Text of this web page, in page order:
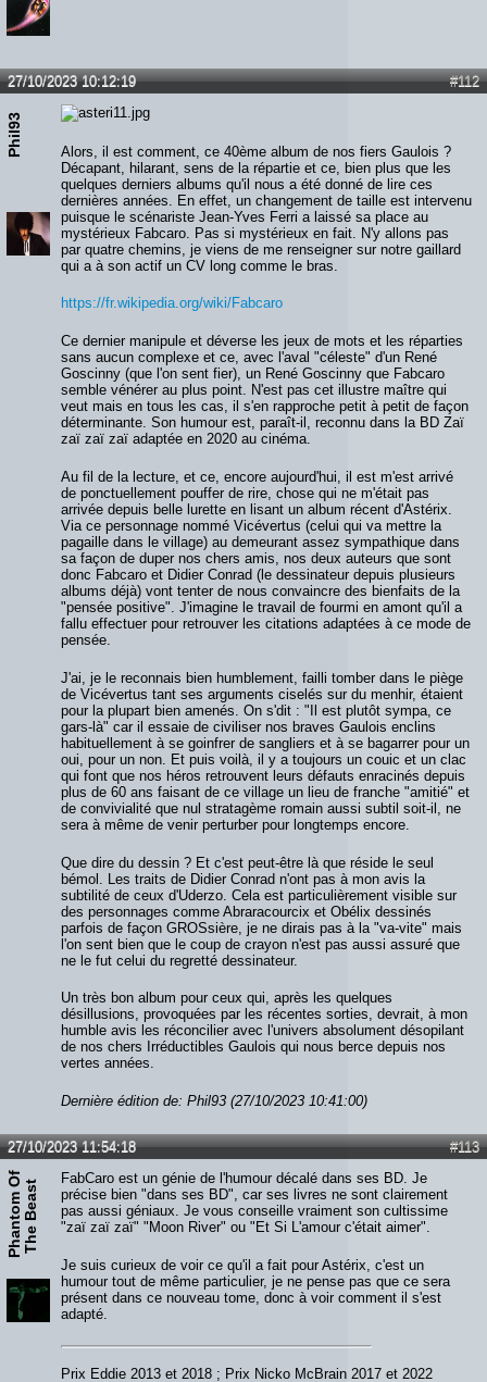
#112
27/10/2023 10:12:19
Phil93
Alors, il est comment, ce 40ème album de nos fiers Gaulois ?
Décapant, hilarant, sens de la répartie et ce, bien plus que les
quelques derniers albums qu'il nous a été donné de lire ces
dernières années. En effet, un changement de taille est intervenu
puisque le scénariste Jean-Yves Ferri a laissé sa place au
mystérieux Fabcaro. Pas si mystérieux en fait. N'y allons pas
par quatre chemins, je viens de me renseigner sur notre gaillard
qui a à son actif un CV long comme le bras.
https://fr.wikipedia.org/wiki/Fabcaro
Ce dernier manipule et déverse les jeux de mots et les réparties
sans aucun complexe et ce, avec l'aval "céleste" d'un René
Goscinny (que l'on sent fier), un René Goscinny que Fabcaro
semble vénérer au plus point. N'est pas cet illustre maître qui
veut mais en tous les cas, il s'en rapproche petit à petit de façon
déterminante. Son humour est, paraît-il, reconnu dans la BD Zaï
zaï zaï zaï adaptée en 2020 au cinéma.
Au fil de la lecture, et ce, encore aujourd'hui, il est m'est arrivé
de ponctuellement pouffer de rire, chose qui ne m'était pas
arrivée depuis belle lurette en lisant un album récent d'Astérix.
Via ce personnage nommé Vicévertus (celui qui va mettre la
pagaille dans le village) au demeurant assez sympathique dans
sa façon de duper nos chers amis, nos deux auteurs que sont
donc Fabcaro et Didier Conrad (le dessinateur depuis plusieurs
albums déjà) vont tenter de nous convaincre des bienfaits de la
"pensée positive". J'imagine le travail de fourmi en amont qu'il a
fallu effectuer pour retrouver les citations adaptées à ce mode de
pensée.
J'ai, je le reconnais bien humblement, failli tomber dans le piège
de Vicévertus tant ses arguments ciselés sur du menhir, étaient
pour la plupart bien amenés. On s'dit : "Il est plutôt sympa, ce
gars-là" car il essaie de civiliser nos braves Gaulois enclins
habituellement à se goinfrer de sangliers et à se bagarrer pour un
oui, pour un non. Et puis voilà, il y a toujours un couic et un clac
qui font que nos héros retrouvent leurs défauts enracinés depuis
plus de 60 ans faisant de ce village un lieu de franche "amitié" et
de convivialité que nul stratagème romain aussi subtil soit-il, ne
sera à même de venir perturber pour longtemps encore.
Que dire du dessin ? Et c'est peut-être là que réside le seul
bémol. Les traits de Didier Conrad n'ont pas à mon avis la
subtilité de ceux d'Uderzo. Cela est particulièrement visible sur
des personnages comme Abraracourcix et Obélix dessinés
parfois de façon GROSsière, je ne dirais pas à la "va-vite" mais
l'on sent bien que le coup de crayon n'est pas aussi assuré que
ne le fut celui du regretté dessinateur.
Un très bon album pour ceux qui, après les quelques
désillusions, provoquées par les récentes sorties, devrait, à mon
humble avis les réconcilier avec l'univers absolument désopilant
de nos chers Irréductibles Gaulois qui nous berce depuis nos
vertes années.
Dernière édition de: Phil93 (27/10/2023 10:41:00)
#113
27/10/2023 11:54:18
P
h
a
n
t
o
m
O
f
T
h
e
B
e
a
st
FabCaro est un génie de l'humour décalé dans ses BD. Je
précise bien "dans ses BD", car ses livres ne sont clairement
pas aussi géniaux. Je vous conseille vraiment son cultissime
"zaï zaï zaï" "Moon River" ou "Et Si L'amour c'était aimer".
Je suis curieux de voir ce qu'il a fait pour Astérix, c'est un
humour tout de même particulier, je ne pense pas que ce sera
présent dans ce nouveau tome, donc à voir comment il s'est
adapté.
Prix Eddie 2013 et 2018 ; Prix Nicko McBrain 2017 et 2022